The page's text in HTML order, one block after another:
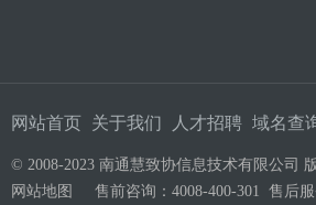
网站首页 关于我们 人才招聘 域名查
© 2008-2023 南通慧致协信息技术有限公司
网站地图
售前咨询：4008-400-301 售后